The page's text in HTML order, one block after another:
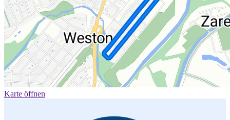
Karte öffnen